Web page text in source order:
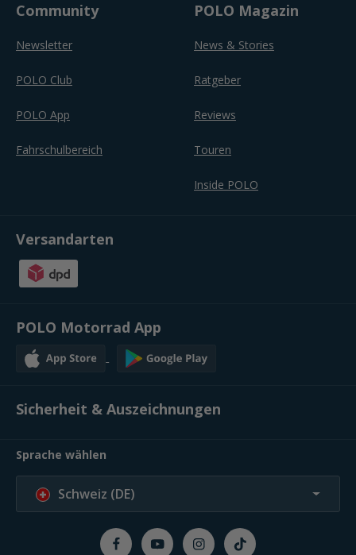
Community
Newsletter
POLO Club
POLO App
Fahrschulbereich
POLO Magazin
News & Stories
Ratgeber
Reviews
Touren
Inside POLO
Versandarten
POLO Motorrad App
Sicherheit & Auszeichnungen
Sprache wählen
Schweiz (DE)